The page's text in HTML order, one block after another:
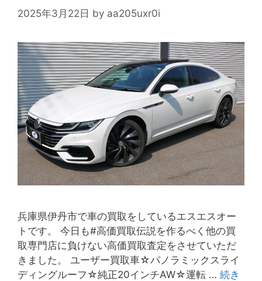
2025年3月22日 by aa205uxr0i
兵庫県伊丹市で車の買取をしているエスエスオー
トです。 今日も#高価買取伝説を作るべく他の買
取専門店に負けない高価買取査定をさせていただ
きました。 ユーザー買取車☆パノラミックスライ
ディングルーフ☆純正20インチAW☆運転 … 続き